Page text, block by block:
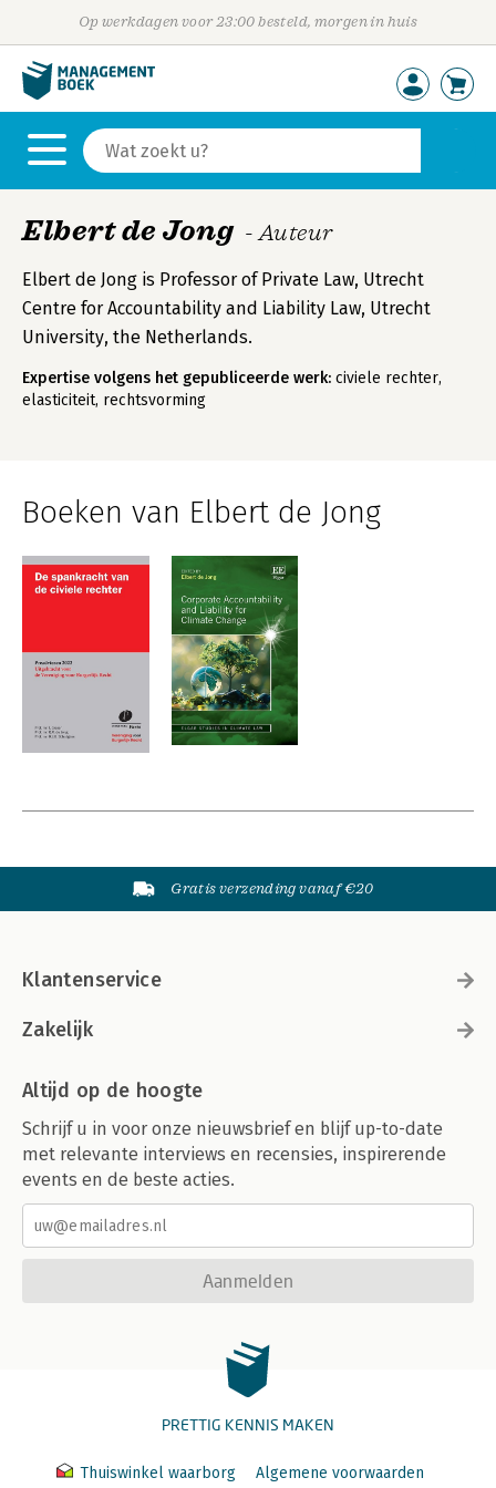
Op werkdagen voor 23:00 besteld, morgen in huis
Elbert de Jong - Auteur
Elbert de Jong is Professor of Private Law, Utrecht
Centre for Accountability and Liability Law, Utrecht
University, the Netherlands.
Expertise volgens het gepubliceerde werk: civiele rechter,
elasticiteit, rechtsvorming
Boeken van Elbert de Jong
Gratis verzending vanaf €20
Klantenservice
Zakelijk
Altijd op de hoogte
Schrijf u in voor onze nieuwsbrief en blijf up-to-date
met relevante interviews en recensies, inspirerende
events en de beste acties.
Aanmelden
PRETTIG KENNIS MAKEN
Thuiswinkel waarborg Algemene voorwaarden